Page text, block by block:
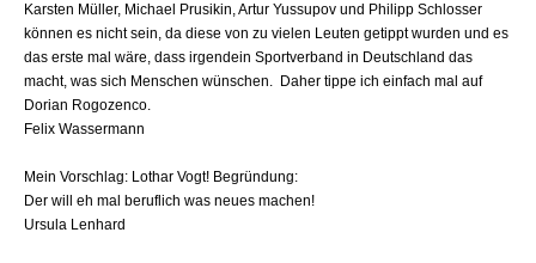
Karsten Müller, Michael Prusikin, Artur Yussupov und Philipp Schlosser
können es nicht sein, da diese von zu vielen Leuten getippt wurden und es
das erste mal wäre, dass irgendein Sportverband in Deutschland das
macht, was sich Menschen wünschen. Daher tippe ich einfach mal auf
Dorian Rogozenco.
Felix Wassermann
Mein Vorschlag: Lothar Vogt! Begründung:
Der will eh mal beruflich was neues machen!
Ursula Lenhard